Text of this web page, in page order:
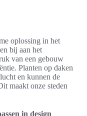
oplossing in het
bij aan het
van een gebouw
Planten op daken
en kunnen de
maakt onze steden
in design